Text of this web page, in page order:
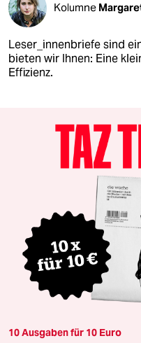
Kolumne
Leser_innenbriefe sind
bieten wir Ihnen: Eine
Effizienz.
10 Ausgaben für 10 Euro